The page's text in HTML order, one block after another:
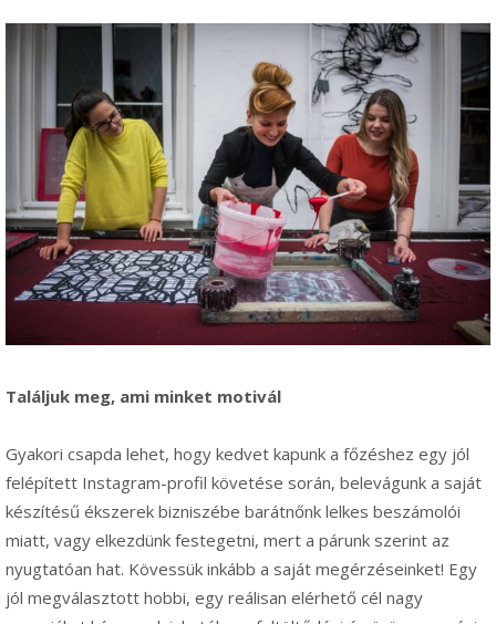
Találjuk meg, ami minket motivál
Gyakori csapda lehet, hogy kedvet kapunk a főzéshez egy jól
felépített Instagram-profil követése során, belevágunk a saját
készítésű ékszerek bizniszébe barátnőnk lelkes beszámolói
miatt, vagy elkezdünk festegetni, mert a párunk szerint az
nyugtatóan hat. Kövessük inkább a saját megérzéseinket! Egy
jól megválasztott hobbi, egy reálisan elérhető cél nagy